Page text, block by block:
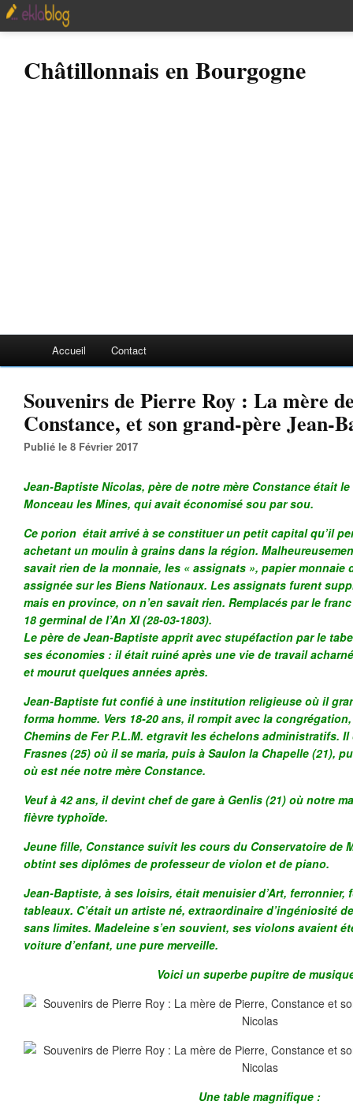
Châtillonnais en Bourgogne
Accueil Contact
Souvenirs de Pierre Roy : La mère
Constance, et son grand-père Jean-
Publié le 8 Février 2017
Jean-Baptiste Nicolas, père de notre mère Constance était
Monceau les Mines, qui avait économisé sou par sou.
Ce porion était arrivé à se constituer un petit capital qu’il
achetant un moulin à grains dans la région.
savait rien de la monnaie, les « assignats », papier monnaie
assignée sur les Biens Nationaux. Les assignats furent
mais en province, on n’en savait rien. Remplacés par le
18 germinal de l’An XI (28-03-1803).
Le père de Jean-Baptiste apprit avec stupéfaction par le
ses économies : il était ruiné après une vie de travail
et mourut quelques années après.
Jean-Baptiste fut confié à une institution religieuse où il
forma homme. Vers 18-20 ans, il rompit avec la
Chemins de Fer P.L.M. etgravit les échelons administratifs.
Frasnes (25) où il se maria, puis à Saulon la Chapelle (21),
où est née notre mère Constance.
Veuf à 42 ans, il devint chef de gare à Genlis (21) où notre
fièvre typhoïde.
Jeune fille, Constance suivit les cours du Conservatoire de
obtint ses diplômes de professeur de violon et de piano.
Jean-Baptiste, à ses loisirs, était menuisier d’Art,
tableaux. C’était un artiste né, extraordinaire d’ingéniosité
sans limites. Madeleine s’en souvient, ses violons avaient
voiture d’enfant, une pure merveille.
Voici un superbe pupitre de
Une table magnifique :